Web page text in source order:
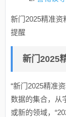
新门2025精准资
提醒
新门2025
“新门2025精准
数据的集合，从
或新的领域，